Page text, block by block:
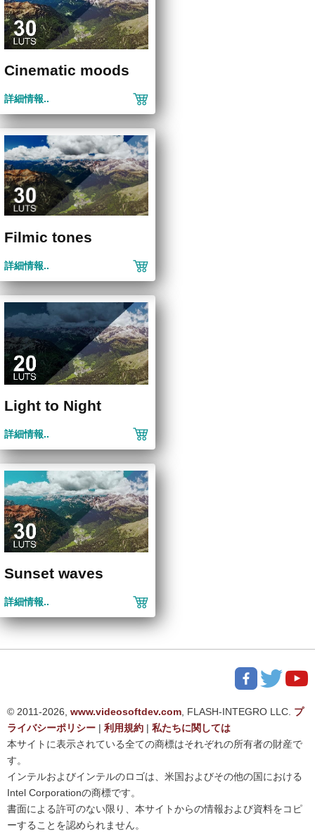
Cinematic moods
詳細情報..
Filmic tones
詳細情報..
Light to Night
詳細情報..
Sunset waves
詳細情報..
© 2011-2026, www.videosoftdev.com, FLASH-INTEGRO LLC. プ
ライバシーポリシー | 利用規約 | 私たちに関しては
本サイトに表示されている全ての商標はそれぞれの所有者の財産で
す。
インテルおよびインテルのロゴは、米国およびその他の国における
Intel Corporationの商標です。
書面による許可のない限り、本サイトからの情報および資料をコピ
ーすることを認められません。